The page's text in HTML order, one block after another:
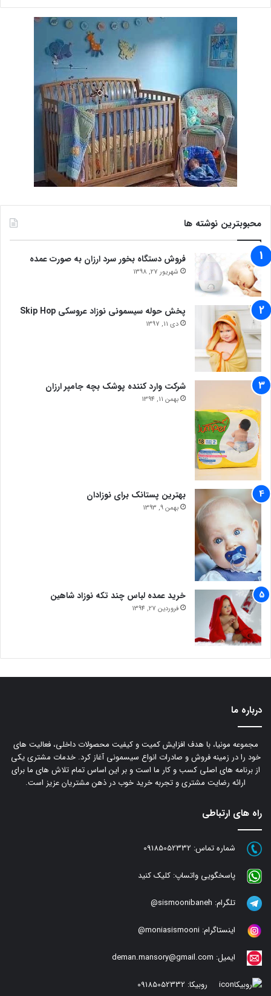
محبوبترین نوشته ها
فروش دستگاه بخور سرد ارزان به صورت عمده
شهریور 27, 1398
پخش حوله سیسمونی نوزاد عروسکی Skip Hop
دی 11, 1397
شرکت وارد کننده پوشک بچه جامپر ارزان
بهمن 11, 1394
بهترین پستانک برای نوزادان
بهمن 9, 1393
خرید عمده لباس چند تکه نوزاد شاهین
فروردین 27, 1394
درباره ما
مجموعه مونیا، با هدف افزایش کمیت و کیفیت محصولات داخلی، فعالیت های
خود را در زمینه فروش و صادرات انواع سیسمونی آغاز کرد. خدمات مشتری یکی
از برنامه های اصلی کسب و کار ما است و بر این اساس تمام تلاش های ما برای
ارائه رضایت مشتری و تجربه خرید خوب در ذهن مشتریان عزیز است.
راه های ارتباطی
شماره تماس: 09185052332
پاسخگویی واتساپ: کلیک کنید
تلگرام: sismoonibaneh@
اینستاگرام: moniasismooni@
ایمیل: deman.mansory@gmail.com
روبیکا: 09185052332